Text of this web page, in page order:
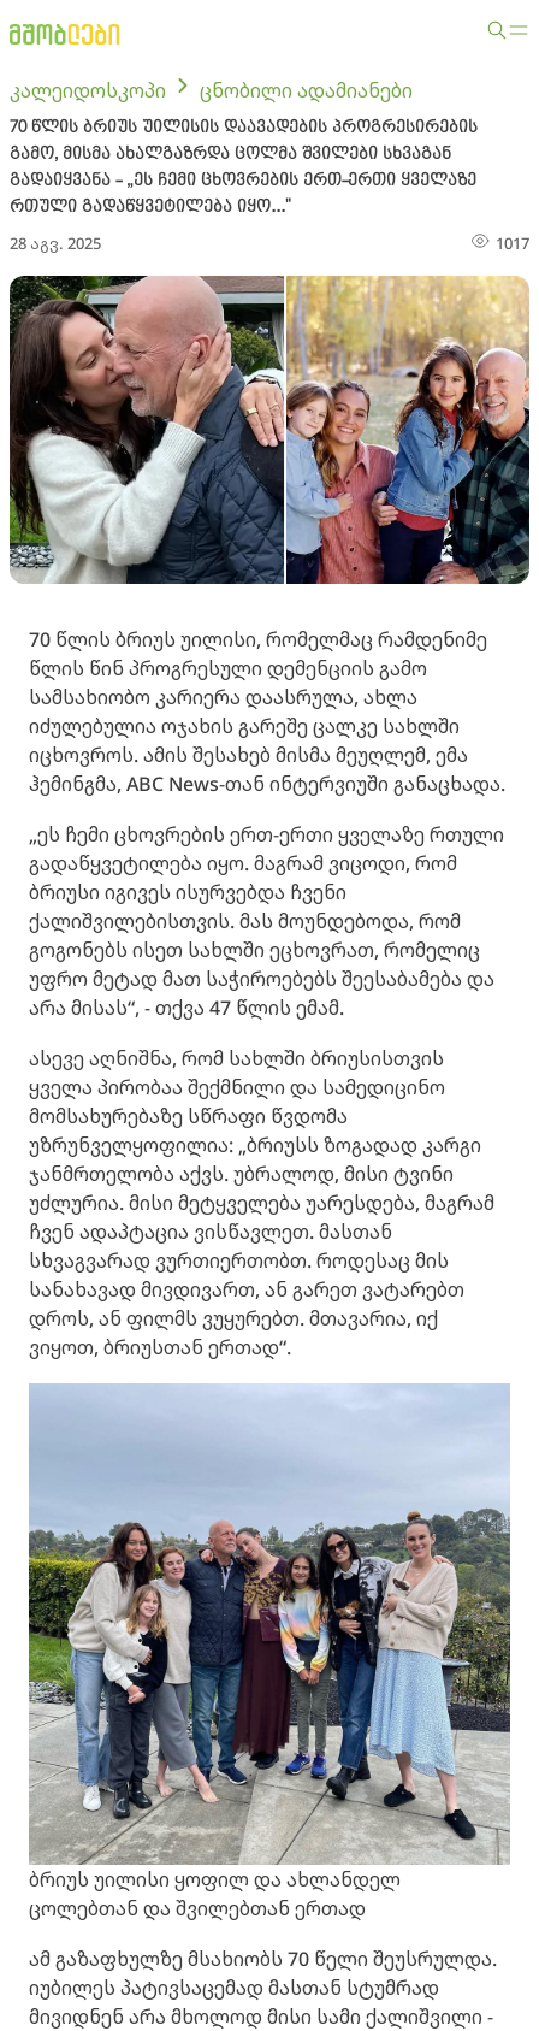
კალეიდოსკოპი ცნობილი ადამიანები
70 წლის ბრიუს უილისის დაავადების პროგრესირების
გამო, მისმა ახალგაზრდა ცოლმა შვილები სხვაგან
გადაიყვანა - „ეს ჩემი ცხოვრების ერთ-ერთი ყველაზე
რთული გადაწყვეტილება იყო..."
28 აგვ. 2025 1017
70 წლის ბრიუს უილისი, რომელმაც რამდენიმე
წლის წინ პროგრესული დემენციის გამო
სამსახიობო კარიერა დაასრულა, ახლა
იძულებულია ოჯახის გარეშე ცალკე სახლში
იცხოვროს. ამის შესახებ მისმა მეუღლემ, ემა
ჰემინგმა, ABC News-თან ინტერვიუში განაცხადა.
„ეს ჩემი ცხოვრების ერთ-ერთი ყველაზე რთული
გადაწყვეტილება იყო. მაგრამ ვიცოდი, რომ
ბრიუსი იგივეს ისურვებდა ჩვენი
ქალიშვილებისთვის. მას მოუნდებოდა, რომ
გოგონებს ისეთ სახლში ეცხოვრათ, რომელიც
უფრო მეტად მათ საჭიროებებს შეესაბამება და
არა მისას“, - თქვა 47 წლის ემამ.
ასევე აღნიშნა, რომ სახლში ბრიუსისთვის
ყველა პირობაა შექმნილი და სამედიცინო
მომსახურებაზე სწრაფი წვდომა
უზრუნველყოფილია: „ბრიუსს ზოგადად კარგი
ჯანმრთელობა აქვს. უბრალოდ, მისი ტვინი
უძლურია. მისი მეტყველება უარესდება, მაგრამ
ჩვენ ადაპტაცია ვისწავლეთ. მასთან
სხვაგვარად ვურთიერთობთ. როდესაც მის
სანახავად მივდივართ, ან გარეთ ვატარებთ
დროს, ან ფილმს ვუყურებთ. მთავარია, იქ
ვიყოთ, ბრიუსთან ერთად“.
ბრიუს უილისი ყოფილ და ახლანდელ
ცოლებთან და შვილებთან ერთად
ამ გაზაფხულზე მსახიობს 70 წელი შეუსრულდა.
იუბილეს პატივსაცემად მასთან სტუმრად
მივიდნენ არა მხოლოდ მისი სამი ქალიშვილი -